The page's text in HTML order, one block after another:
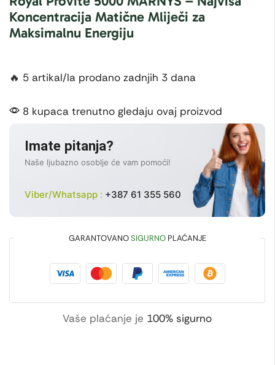
Koncentracija Matične Mliječi za
Maksimalnu Energiju
🔥 5 artikal/la prodano zadnjih 3 dana
8 kupaca trenutno gledaju ovaj proizvod
Imate pitanja?
Naše ljubazno osoblje će vam pomoći!
Viber/Whatsapp : +387 61 355 560
GARANTOVANOSIGURNOPLAĆANJE
Vaše plaćanje je 100% sigurno